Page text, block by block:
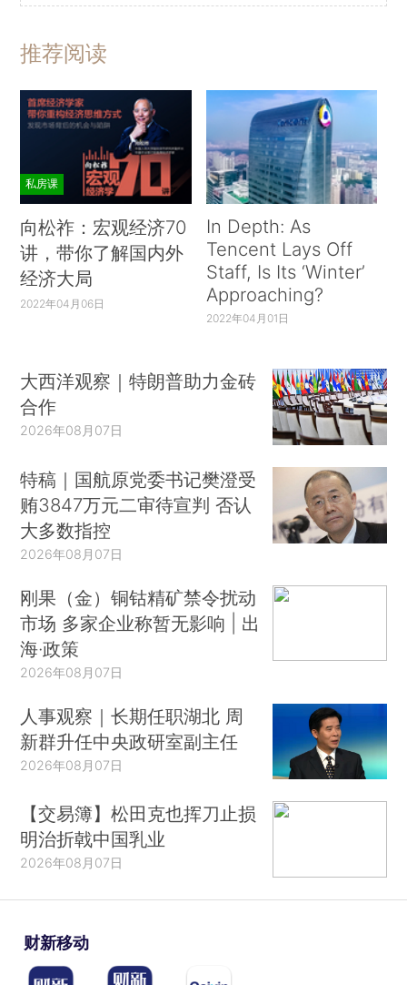
推荐阅读
私房课
向松祚：宏观经济70
讲，带你了解国内外
经济大局
2022年04月06日
In Depth: As
Tencent Lays Off
Staff, Is Its ‘Winter’
Approaching?
2022年04月01日
大西洋观察｜特朗普助力金砖
合作
2026年08月07日
特稿｜国航原党委书记樊澄受
贿3847万元二审待宣判 否认
大多数指控
2026年08月07日
刚果（金）铜钴精矿禁令扰动
市场 多家企业称暂无影响 | 出
海·政策
2026年08月07日
人事观察｜长期任职湖北 周
新群升任中央政研室副主任
2026年08月07日
【交易簿】松田克也挥刀止损
明治折戟中国乳业
2026年08月07日
财新移动